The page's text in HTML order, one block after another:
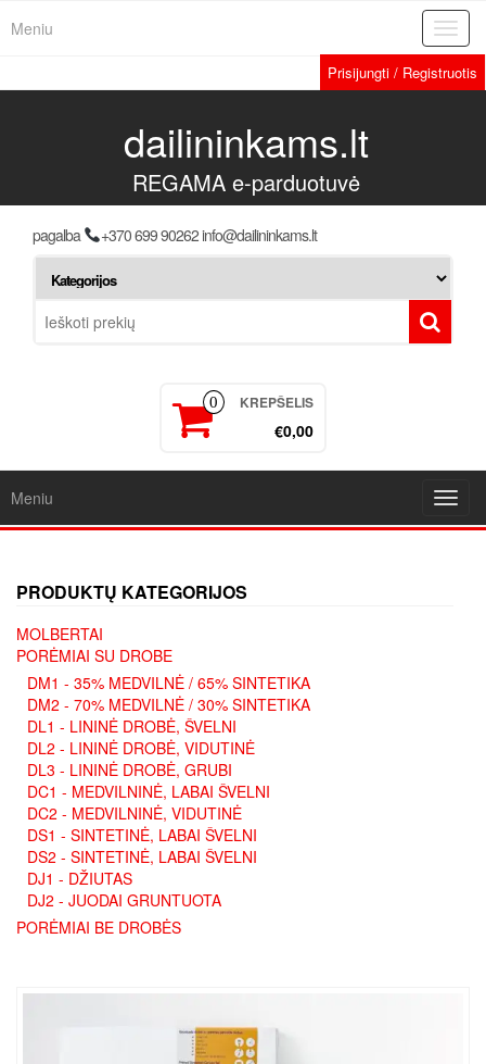
Meniu
Prisijungti / Registruotis
dailininkams.lt
REGAMA e-parduotuvė
pagalba +370 699 90262 info@dailininkams.lt
0 KREPŠELIS
€0,00
Meniu
PRODUKTŲ KATEGORIJOS
MOLBERTAI
PORĖMIAI SU DROBE
DM1 - 35% MEDVILNĖ / 65% SINTETIKA
DM2 - 70% MEDVILNĖ / 30% SINTETIKA
DL1 - LININĖ DROBĖ, ŠVELNI
DL2 - LININĖ DROBĖ, VIDUTINĖ
DL3 - LININĖ DROBĖ, GRUBI
DC1 - MEDVILNINĖ, LABAI ŠVELNI
DC2 - MEDVILNINĖ, VIDUTINĖ
DS1 - SINTETINĖ, LABAI ŠVELNI
DS2 - SINTETINĖ, LABAI ŠVELNI
DJ1 - DŽIUTAS
DJ2 - JUODAI GRUNTUOTA
PORĖMIAI BE DROBĖS